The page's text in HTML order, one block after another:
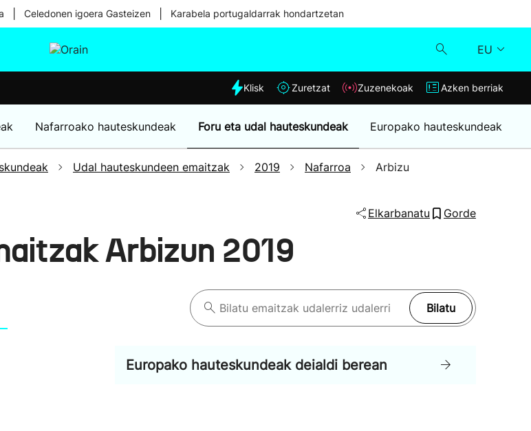
Celedonen igoera Gasteizen Karabela portugaldarrak hondartzetan
EU
Eguraldia
Klisk
Zuzenekoak
Azken berriak
Klisk Zuretzat Zuzenekoak Azken berriak
Nafarroako hauteskundeak Foru eta udal hauteskundeak Europako hauteskundeak
Udal hauteskundeen emaitzak 2019 Nafarroa Arbizu
Elkarbanatu Gorde
Arbizun 2019
Bilatu
Europako hauteskundeak deialdi berean